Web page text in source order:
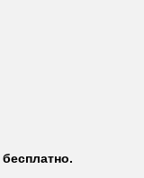
бесплатно.